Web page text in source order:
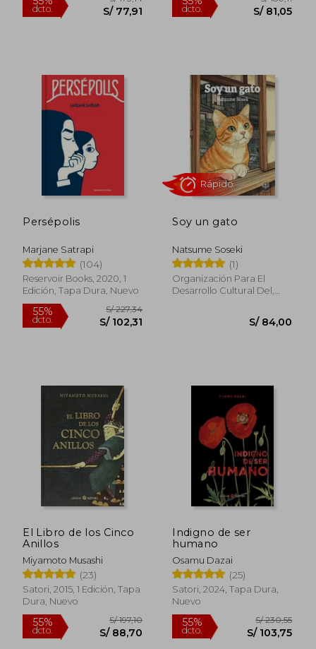
55%
dcto.
Persépolis
Marjane Satrapi
(104)
Reservoir Books, 2020, 1
Edición, Tapa Dura, Nuevo
55% S/ 227,34
S/ 102,31
Soy un gato
Natsume Soseki
(1)
Organización Para El
Desarrollo Cultural Del,
Rápido
El Libro de los Cinco
Anillos
Miyamoto Musashi
(23)
Satori, 2015, 1 Edición, Tapa
Dura, Nuevo
Indigno de ser
humano
Osamu Dazai
(25)
Satori, 2024, Tapa Dura,
Nuevo